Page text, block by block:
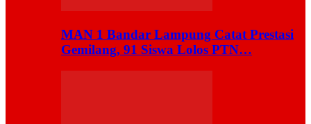
MAN 1 Bandar Lampung Catat Prestasi
Gemilang, 91 Siswa Lolos PTN…